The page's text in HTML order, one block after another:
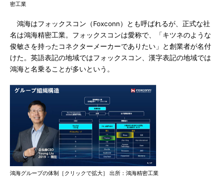
密工業
鴻海はフォックスコン（Foxconn）とも呼ばれるが、正式な社
名は鴻海精密工業。フォックスコンは愛称で、「キツネのような
俊敏さを持ったコネクターメーカーでありたい」と創業者が名付
けた。英語表記の地域ではフォックスコン、漢字表記の地域では
鴻海と名乗ることが多いという。
鴻海グループの体制［クリックで拡大］ 出所：鴻海精密工業